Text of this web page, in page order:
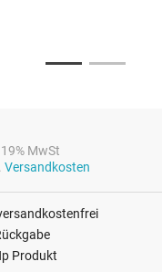
MwSt
Versandkosten
Produkt